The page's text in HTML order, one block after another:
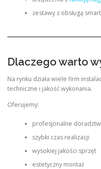
zestawy z obsługą
Dlaczego warto
Na rynku działa wiele firm
techniczne i jakość wykonania.
Oferujemy:
profesjonalne
szybki czas realizacji
wysokiej jakości sprzęt
estetyczny montaż